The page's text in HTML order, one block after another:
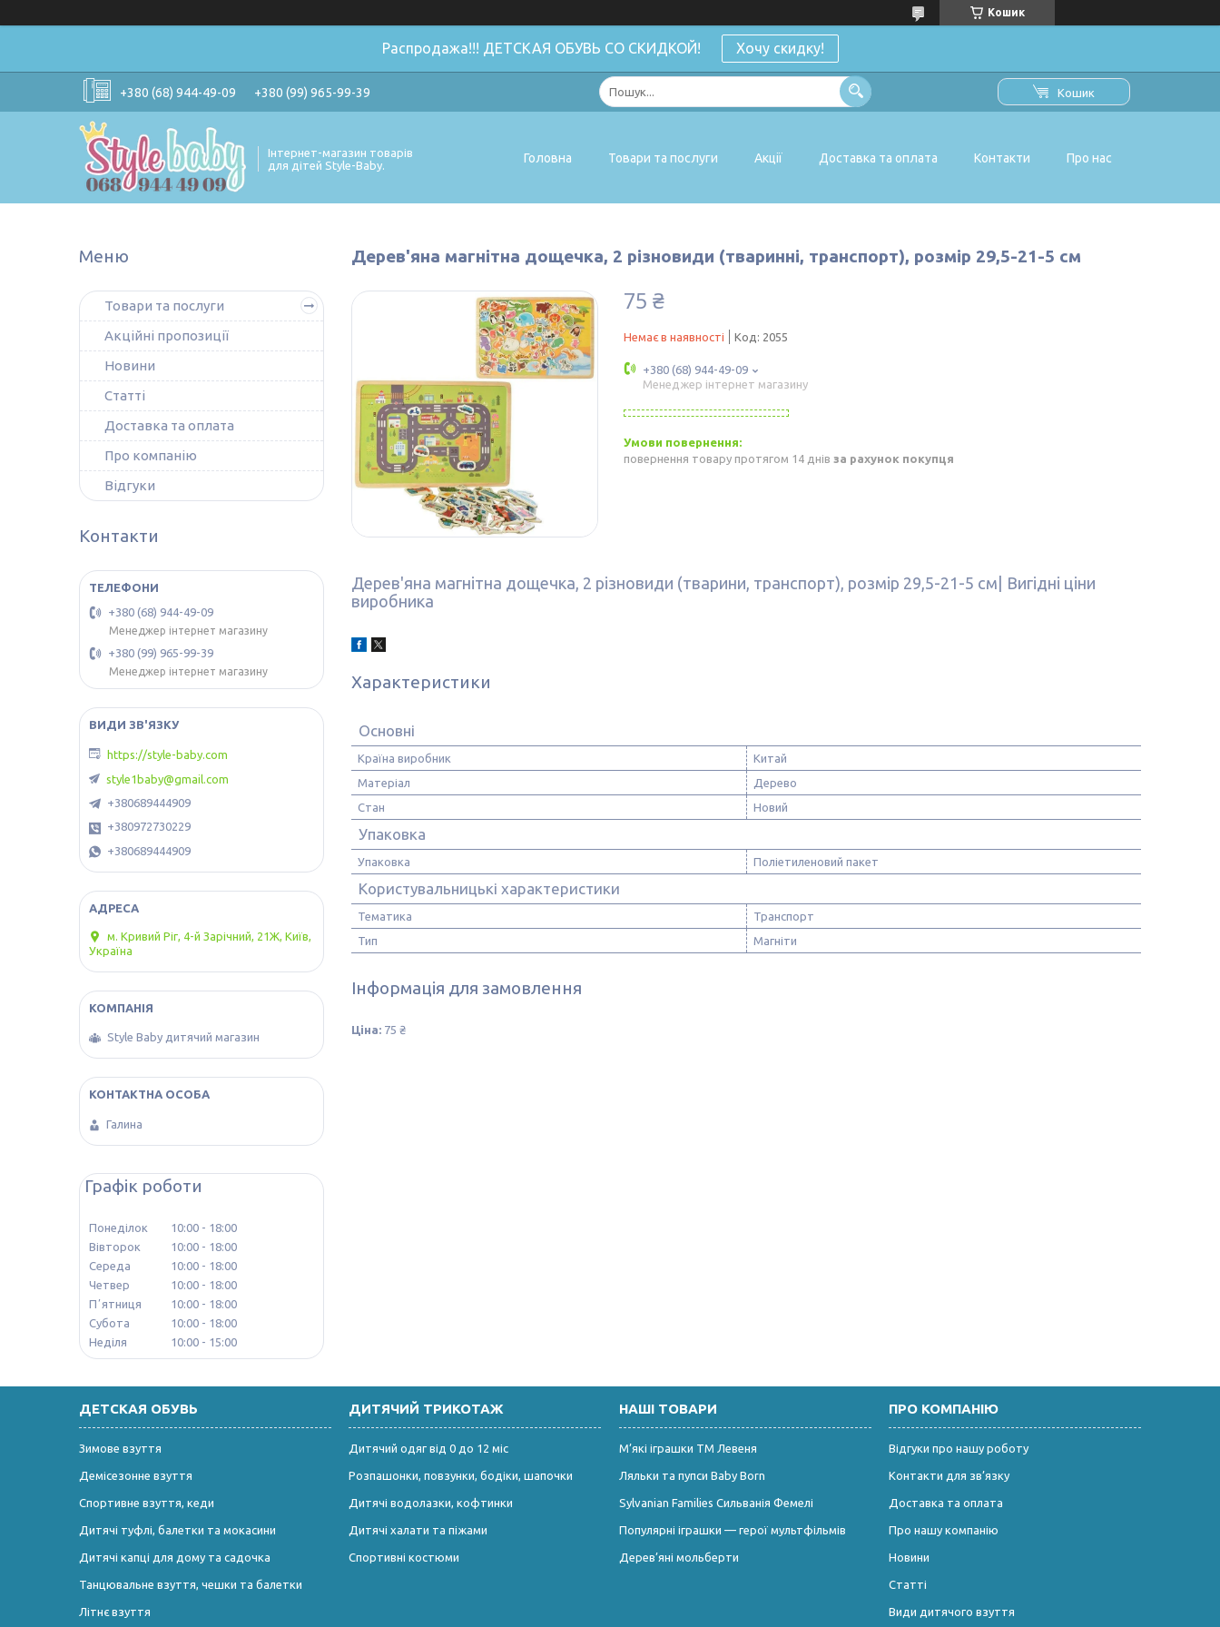
Кошик
Распродажа!!! ДЕТСКАЯ ОБУВЬ СО СКИДКОЙ! Хочу скидку!
+380 (68) 944-49-09 +380 (99) 965-99-39 Кошик
Інтернет-магазин товарів
для дітей Style-Baby.
Головна Товари та послуги Акції Доставка та оплата Контакти Про нас
Дерев'яна магнітна дощечка, 2 різновиди (тваринні, транспорт), розмір 29,5-21-5 см
75 ₴
Немає в наявності Код: 2055
+380 (68) 944-49-09
Менеджер інтернет магазину
повернення товару протягом 14 днів за рахунок покупця
Дерев'яна магнітна дощечка, 2 різновиди (тварини, транспорт), розмір 29,5-21-5 см| Вигідні ціни
виробника
Характеристики
Основні
Країна виробник
Китай
Матеріал
Дерево
Стан
Новий
Упаковка
Упаковка Поліетиленовий пакет
Користувальницькі характеристики
Тематика
Транспорт
Тип
Магніти
Інформація для замовлення
Ціна: 75 ₴
Товари та послуги
Акційні пропозиції
Новини
Статті
Доставка та оплата
Про компанію
Відгуки
Контакти
+380 (68) 944-49-09
Менеджер інтернет магазину
+380 (99) 965-99-39
Менеджер інтернет магазину
https://style-baby.com
style1baby@gmail.com
+380689444909
+380972730229
+380689444909
м. Кривий Ріг, 4-й Зарічний, 21Ж, Київ,
Україна
Style Baby дитячий магазин
Галина
Графік роботи
Понеділок 10:00
18:00
Вівторок
10:00
18:00
Середа
10:00
18:00
Четвер
10:00
18:00
Пʼятниця
10:00
18:00
Субота
10:00
18:00
Неділя
10:00 15:00
ДЕТСКАЯ ОБУВЬ
Зимове взуття
Демісезонне взуття
Спортивне взуття, кеди
Дитячі туфлі, балетки та мокасини
Дитячі капці для дому та садочка
Танцювальне взуття, чешки та балетки
Літнє взуття
ДИТЯЧИЙ ТРИКОТАЖ
Дитячий одяг від 0 до 12 міс
Розпашонки, повзунки, бодіки, шапочки
Дитячі водолазки, кофтинки
Дитячі халати та піжами
Спортивні костюми
НАШІ ТОВАРИ
М’які іграшки ТМ Левеня
Ляльки та пупси Baby Born
Sylvanian Families Сильванія Фемелі
Популярні іграшки — герої мультфільмів
Дерев’яні мольберти
ПРО КОМПАНІЮ
Відгуки про нашу роботу
Контакти для зв’язку
Доставка та оплата
Про нашу компанію
Новини
Статті
Види дитячого взуття